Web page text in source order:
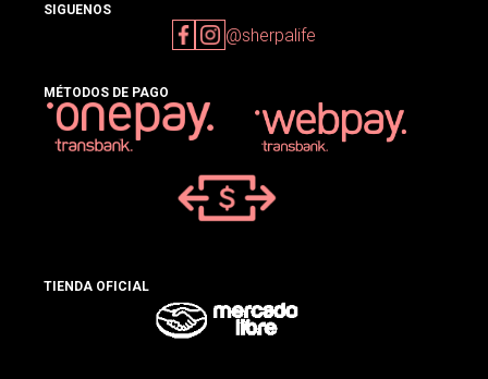
SIGUENOS
@sherpalife
MÉTODOS DE PAGO
TIENDA OFICIAL